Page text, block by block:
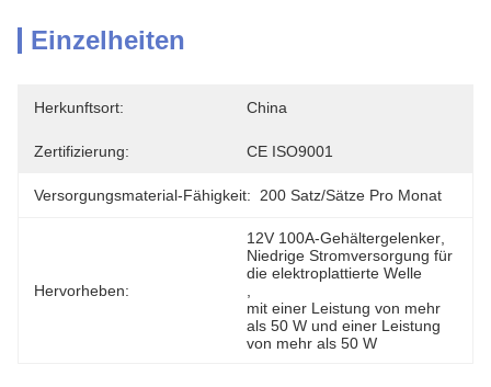
Einzelheiten
Herkunftsort: China
Zertifizierung: CE ISO9001
Versorgungsmaterial-Fähigkeit: 200 Satz/Sätze Pro Monat
Hervorheben:
12V 100A-Gehältergelenker
Niedrige Stromversorgung für
die elektroplattierte Welle
mit einer Leistung von mehr
als 50 W und einer Leistung
von mehr als 50 W